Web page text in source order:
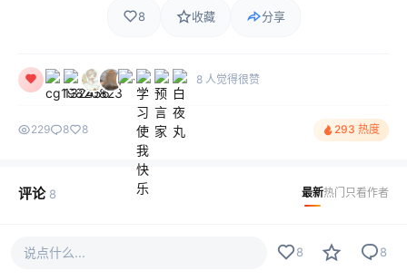
8 收藏 分享
8 人觉得很赞
229 8 8 293 热度
评论 8 最新热门 只看作者
卧槽！无奈本人没文化，一句卧槽行天下！
说点什么... 8 8